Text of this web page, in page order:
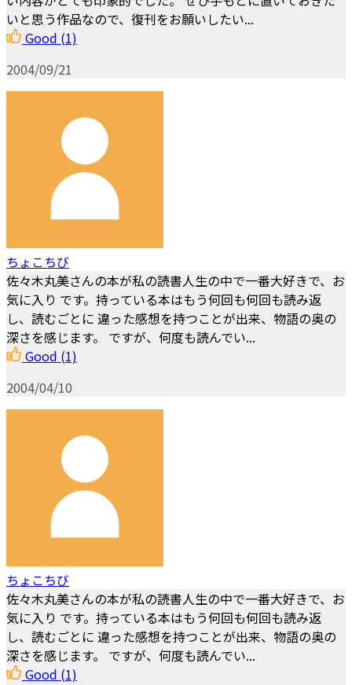
いと思う作品なので、復刊をお願いしたい...
Good (1)
2004/09/21
ちょこちび
佐々木丸美さんの本が私の読書人生の中で一番大好きで、お
気に入り です。持っている本はもう何回も何回も読み返
し、読むごとに 違った感想を持つことが出来、物語の奥の
深さを感じます。 ですが、何度も読んでい...
Good (1)
2004/04/10
ちょこちび
佐々木丸美さんの本が私の読書人生の中で一番大好きで、お
気に入り です。持っている本はもう何回も何回も読み返
し、読むごとに 違った感想を持つことが出来、物語の奥の
深さを感じます。 ですが、何度も読んでい...
Good (1)